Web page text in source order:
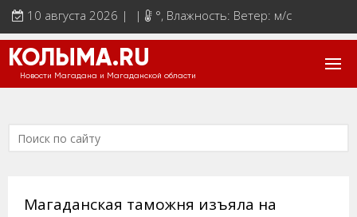
10 августа 2026 | | °, Влажность: Ветер: м/с
КОЛЫМА.RU
Новости Магадана и Магаданской области
Магаданская таможня изъяла на